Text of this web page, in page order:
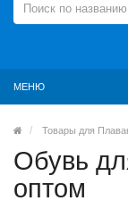
МЕНЮ
Товары для
Обувь
оптом